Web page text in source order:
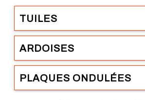
TUILES
ARDOISES
PLAQUES ONDULÉES